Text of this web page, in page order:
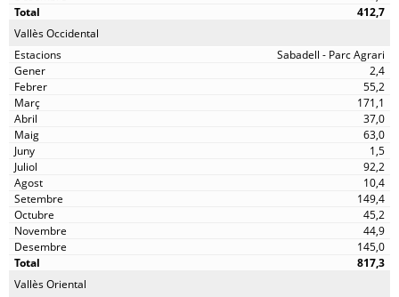
412,7
Vallès Occidental
Sabadell - Parc Agrari
2,4
55,2
171,1
37,0
63,0
1,5
92,2
10,4
149,4
45,2
44,9
145,0
817,3
Vallès Oriental